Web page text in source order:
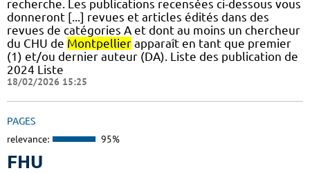
recherche. Les publications recensées ci-dessous vous
donneront [...] revues et articles édités dans des
revues de catégories A et dont au moins un chercheur
du CHU de Montpellier apparaît en tant que premier
(1) et/ou dernier auteur (DA). Liste des publication de
2024 Liste
18/02/2026 15:25
PAGES
relevance: 95%
FHU